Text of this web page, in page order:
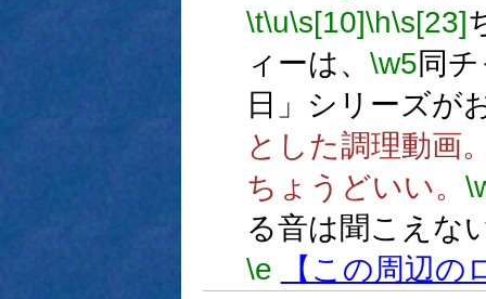
\t\u\s[10]\h\s[23]
ィーは、 \w5同
日」シリーズが
とした調理動画
ちょうどいい。
る音は聞こえな
\e
【この周辺の